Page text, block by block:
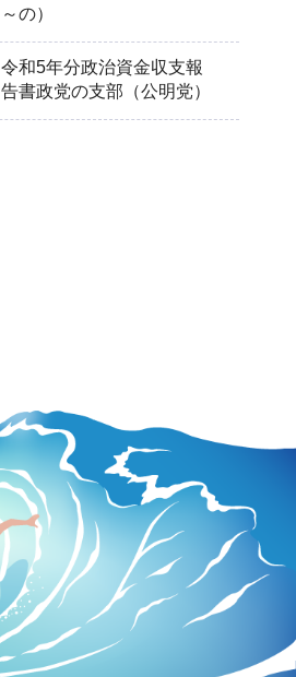
～の）
令和5年分政治資金収支報
告書政党の支部（公明党）